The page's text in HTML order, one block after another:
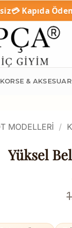
(Nakit /
& AKSESUAR
MODELLERI /
Yüksel